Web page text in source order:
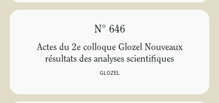
N° 646
Actes du 2e colloque Glozel Nouveaux
résultats des analyses scientifiques
GLOZEL